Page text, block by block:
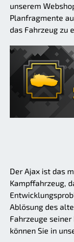
unserem
Planfragmente
das Fahrzeug zu
Der Ajax ist das
Kampffahrzeug,
Ablösung des
Fahrzeuge
können Sie in